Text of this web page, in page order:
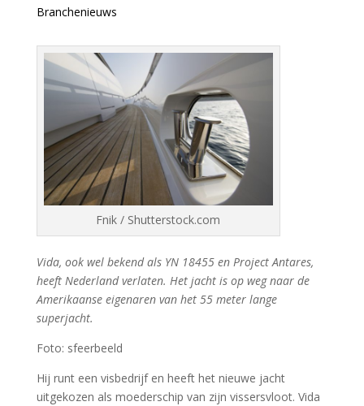
Branchenieuws
Fnik / Shutterstock.com
Vida, ook wel bekend als YN 18455 en Project Antares,
heeft Nederland verlaten. Het jacht is op weg naar de
Amerikaanse eigenaren van het 55 meter lange
superjacht.
Foto: sfeerbeeld
Hij runt een visbedrijf en heeft het nieuwe jacht
uitgekozen als moederschip van zijn vissersvloot. Vida